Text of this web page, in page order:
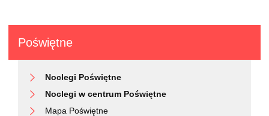
Poświętne
Noclegi Poświętne
Noclegi w centrum Poświętne
Mapa Poświętne